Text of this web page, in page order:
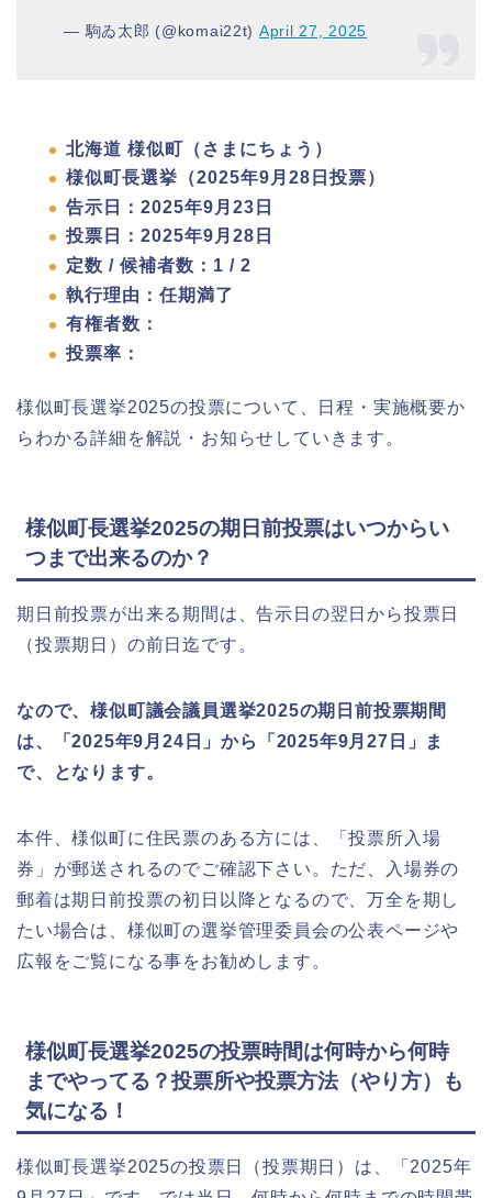
— 駒ゐ太郎 (@komai22t) April 27, 2025
北海道 様似町（さまにちょう）
様似町長選挙（2025年9月28日投票）
告示日：2025年9月23日
投票日：2025年9月28日
定数 / 候補者数：1 / 2
執行理由：任期満了
有権者数：
投票率：
様似町長選挙2025の投票について、日程・実施概要か
らわかる詳細を解説・お知らせしていきます。
様似町長選挙2025の期日前投票はいつからい
つまで出来るのか？
期日前投票が出来る期間は、告示日の翌日から投票日
（投票期日）の前日迄です。
なので、様似町議会議員選挙2025の期日前投票期間
は、「2025年9月24日」から「2025年9月27日」ま
で、となります。
本件、様似町に住民票のある方には、「投票所入場
券」が郵送されるのでご確認下さい。ただ、入場券の
郵着は期日前投票の初日以降となるので、万全を期し
たい場合は、様似町の選挙管理委員会の公表ページや
広報をご覧になる事をお勧めします。
様似町長選挙2025の投票時間は何時から何時
までやってる？投票所や投票方法（やり方）も
気になる！
様似町長選挙2025の投票日（投票期日）は、「2025年